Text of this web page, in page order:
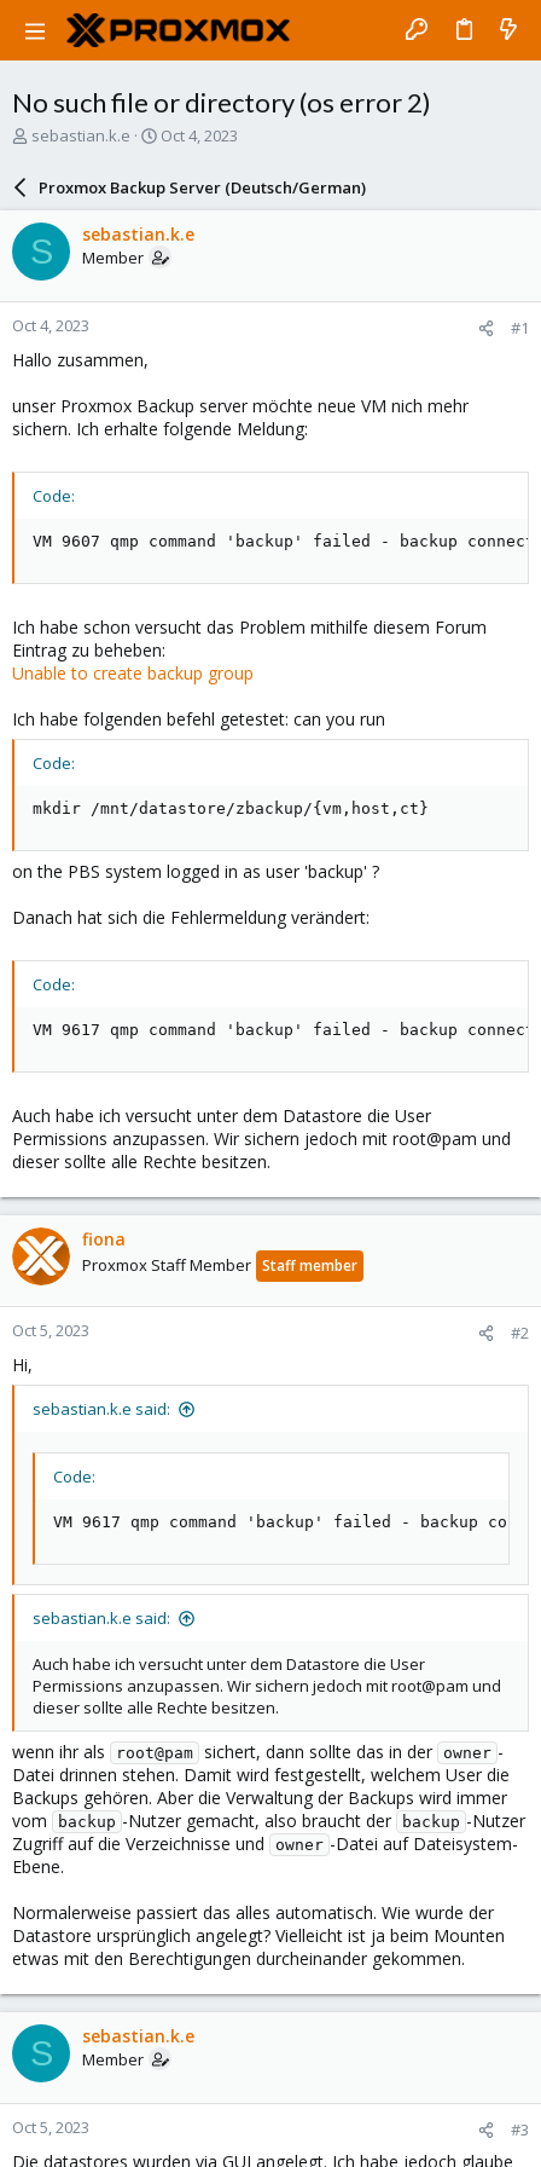
No such file or directory (os error 2)
T
a
d
s
t
a
r
t
e
sebastian.k.e
S
r
d
a
e
Oct 4, 2023
Proxmox Backup Server (Deutsch/German)
S sebastian.k.e
Member
Oct 4, 2023 #1
Hallo zusammen,
unser Proxmox Backup server möchte neue VM nich mehr
sichern. Ich erhalte folgende Meldung:
Code:
VM 9607 qmp command 'backup' failed - backup
Ich habe schon versucht das Problem mithilfe diesem Forum
Eintrag zu beheben:
Unable to create backup group
Ich habe folgenden befehl getestet: can you run
Code:
mkdir /mnt/datastore/zbackup/{vm,host,ct}
on the PBS system logged in as user 'backup' ?
Danach hat sich die Fehlermeldung verändert:
Code:
VM 9617 qmp command 'backup' failed - backup
Auch habe ich versucht unter dem Datastore die User
Permissions anzupassen. Wir sichern jedoch mit root@pam und
dieser sollte alle Rechte besitzen.
fiona
Proxmox Staff Member Staff member
Oct 5, 2023 #2
Hi,
sebastian.k.e said:
Code:
VM 9617 qmp command 'backup' failed - backup
sebastian.k.e said:
Auch habe ich versucht unter dem Datastore die User
Permissions anzupassen. Wir sichern jedoch mit root@pam und
dieser sollte alle Rechte besitzen.
wenn ihr als root@pam sichert, dann sollte das in der owner -
Datei drinnen stehen. Damit wird festgestellt, welchem User die
Backups gehören. Aber die Verwaltung der Backups wird immer
vom
backup -Nutzer gemacht, also braucht der backup -Nutzer
Zugriff auf die Verzeichnisse und
owner -Datei auf Dateisystem-
Ebene.
Normalerweise passiert das alles automatisch. Wie wurde der
Datastore ursprünglich angelegt? Vielleicht ist ja beim Mounten
etwas mit den Berechtigungen durcheinander gekommen.
S sebastian.k.e
Member
Oct 5, 2023 #3
Die datastores wurden via GUI angelegt. Ich habe jedoch glaube